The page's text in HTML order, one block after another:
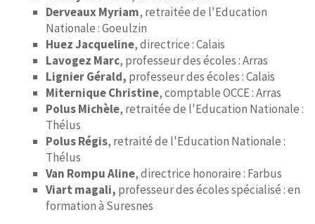
Derveaux Myriam, retraitée de l'Education
Nationale : Goeulzin
Huez Jacqueline, directrice : Calais
Lavogez Marc, professeur des écoles : Arras
Lignier Gérald, professeur des écoles : Calais
Miternique Christine, comptable OCCE : Arras
Polus Michèle, retraitée de l'Education Nationale :
Thélus
Polus Régis, retraité de l'Education Nationale :
Thélus
Van Rompu Aline, directrice honoraire : Farbus
Viart magali, professeur des écoles spécialisé : en
formation à Suresnes